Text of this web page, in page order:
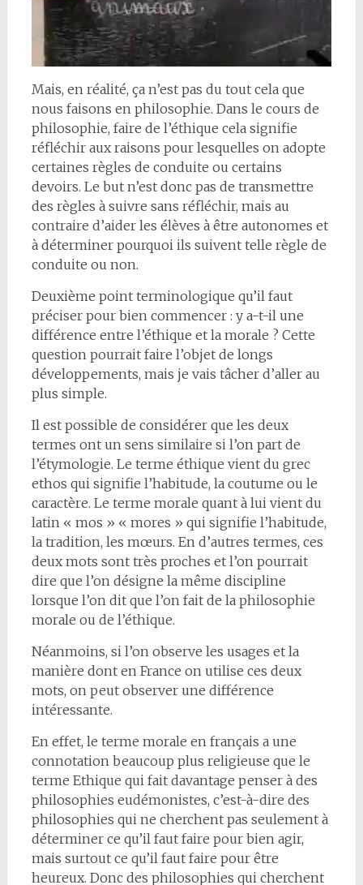
Mais, en réalité, ça n’est pas du tout cela que
nous faisons en philosophie. Dans le cours de
philosophie, faire de l’éthique cela signifie
réfléchir aux raisons pour lesquelles on adopte
certaines règles de conduite ou certains
devoirs. Le but n’est donc pas de transmettre
des règles à suivre sans réfléchir, mais au
contraire d’aider les élèves à être autonomes et
à déterminer pourquoi ils suivent telle règle de
conduite ou non.
Deuxième point terminologique qu’il faut
préciser pour bien commencer : y a-t-il une
différence entre l’éthique et la morale ? Cette
question pourrait faire l’objet de longs
développements, mais je vais tâcher d’aller au
plus simple.
Il est possible de considérer que les deux
termes ont un sens similaire si l’on part de
l’étymologie. Le terme éthique vient du grec
ethos qui signifie l’habitude, la coutume ou le
caractère. Le terme morale quant à lui vient du
latin « mos » « mores » qui signifie l’habitude,
la tradition, les mœurs. En d’autres termes, ces
deux mots sont très proches et l’on pourrait
dire que l’on désigne la même discipline
lorsque l’on dit que l’on fait de la philosophie
morale ou de l’éthique.
Néanmoins, si l’on observe les usages et la
manière dont en France on utilise ces deux
mots, on peut observer une différence
intéressante.
En effet, le terme morale en français a une
connotation beaucoup plus religieuse que le
terme Ethique qui fait davantage penser à des
philosophies eudémonistes, c’est-à-dire des
philosophies qui ne cherchent pas seulement à
déterminer ce qu’il faut faire pour bien agir,
mais surtout ce qu’il faut faire pour être
heureux. Donc des philosophies qui cherchent